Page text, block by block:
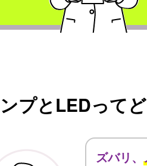
プとLEDって
ズバリ、